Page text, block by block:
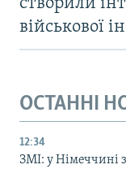
військової
ОСТАННІ
12:34
ЗМІ: у Німеччині